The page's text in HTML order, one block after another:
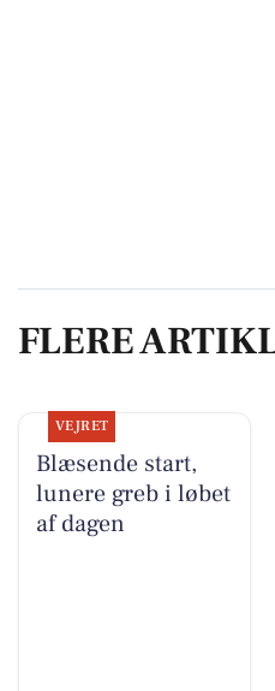
FLERE
VEJRET
Blæsende start,
lunere greb i løbet
af dagen